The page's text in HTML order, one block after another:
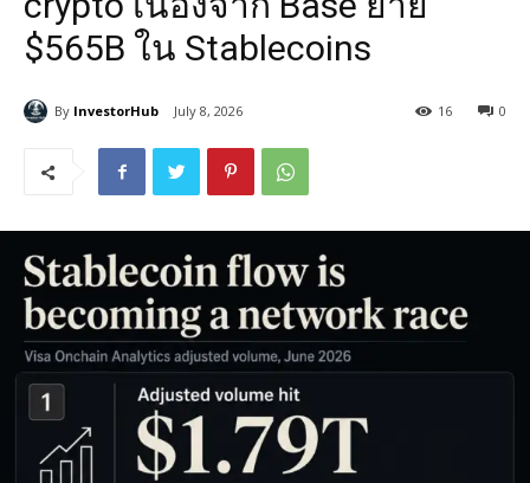
$565B ใน Stablecoins
By InvestorHub July 8, 2026 0
16